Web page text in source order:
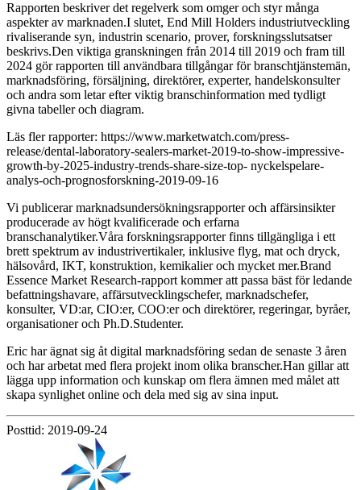
Rapporten beskriver det regelverk som omger och styr många
aspekter av marknaden.I slutet, End Mill Holders industriutveckling
rivaliserande syn, industrin scenario, prover, forskningsslutsatser
beskrivs.Den viktiga granskningen från 2014 till 2019 och fram till
2024 gör rapporten till användbara tillgångar för branschtjänstemän,
marknadsföring, försäljning, direktörer, experter, handelskonsulter
och andra som letar efter viktig branschinformation med tydligt
givna tabeller och diagram.
Läs fler rapporter: https://www.marketwatch.com/press-
release/dental-laboratory-sealers-market-2019-to-show-impressive-
growth-by-2025-industry-trends-share-size-top- nyckelspelare-
analys-och-prognosforskning-2019-09-16
Vi publicerar marknadsundersökningsrapporter och affärsinsikter
producerade av högt kvalificerade och erfarna
branschanalytiker.Våra forskningsrapporter finns tillgängliga i ett
brett spektrum av industrivertikaler, inklusive flyg, mat och dryck,
hälsovård, IKT, konstruktion, kemikalier och mycket mer.Brand
Essence Market Research-rapport kommer att passa bäst för ledande
befattningshavare, affärsutvecklingschefer, marknadschefer,
konsulter, VD:ar, CIO:er, COO:er och direktörer, regeringar, byråer,
organisationer och Ph.D.Studenter.
Eric har ägnat sig åt digital marknadsföring sedan de senaste 3 åren
och har arbetat med flera projekt inom olika branscher.Han gillar att
lägga upp information och kunskap om flera ämnen med målet att
skapa synlighet online och dela med sig av sina input.
Posttid: 2019-09-24